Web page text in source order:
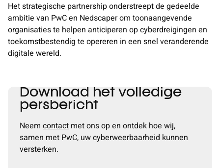
Het strategische partnership onderstreept de gedeelde
ambitie van PwC en Nedscaper om toonaangevende
organisaties te helpen anticiperen op cyberdreigingen en
toekomstbestendig te opereren in een snel veranderende
digitale wereld.
Download het volledige
persbericht
Neem contact met ons op en ontdek hoe wij,
samen met PwC, uw cyberweerbaarheid kunnen
versterken.